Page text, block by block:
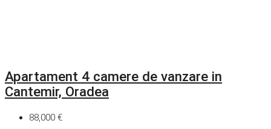
Apartament 4 camere de vanzare in
Cantemir, Oradea
88,000 €